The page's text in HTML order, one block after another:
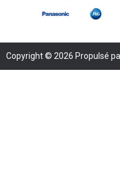
Copyright © 2026 Propulsé